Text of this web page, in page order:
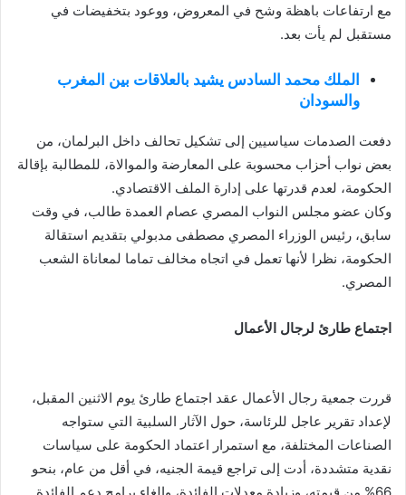
مع ارتفاعات باهظة وشح في المعروض، ووعود بتخفيضات في
مستقبل لم يأت بعد.
الملك محمد السادس يشيد بالعلاقات بين المغرب
والسودان
دفعت الصدمات سياسيين إلى تشكيل تحالف داخل البرلمان، من
بعض نواب أحزاب محسوبة على المعارضة والموالاة، للمطالبة بإقالة
الحكومة، لعدم قدرتها على إدارة الملف الاقتصادي.
وكان عضو مجلس النواب المصري عصام العمدة طالب، في وقت
سابق، رئيس الوزراء المصري مصطفى مدبولي بتقديم استقالة
الحكومة، نظرا لأنها تعمل في اتجاه مخالف تماما لمعاناة الشعب
المصري.
اجتماع طارئ لرجال الأعمال
قررت جمعية رجال الأعمال عقد اجتماع طارئ يوم الاثنين المقبل،
لإعداد تقرير عاجل للرئاسة، حول الآثار السلبية التي ستواجه
الصناعات المختلفة، مع استمرار اعتماد الحكومة على سياسات
نقدية متشددة، أدت إلى تراجع قيمة الجنيه، في أقل من عام، بنحو